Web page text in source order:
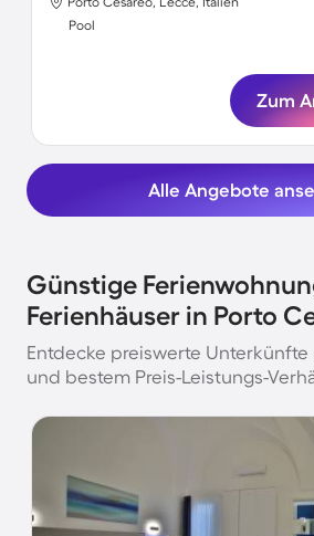
Pool
Zum
Alle Angebote
Günstige
Ferienhäuser in Porto
Entdecke preiswerte
und bestem Preis-Leistungs-